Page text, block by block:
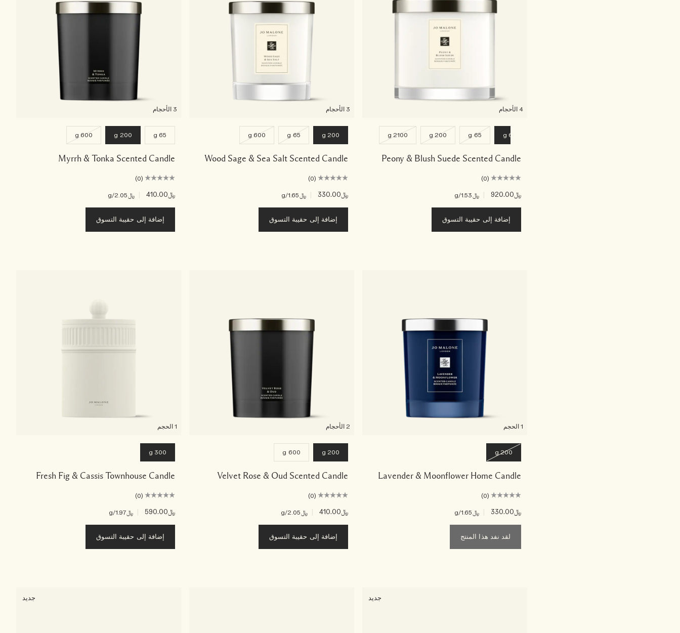
4 الأحجام
600 g
65 g
200 g
2100 g
Peony & Blush Suede Scented Candle
(0)
﷼920.00 ﷼1.53 /g
إضافة إلى حقيبة التسوق
3 الأحجام
200 g
65 g
600 g
Wood Sage & Sea Salt Scented Candle
(0)
﷼330.00 ﷼1.65 /g
إضافة إلى حقيبة التسوق
3 الأحجام
65 g
200 g
600 g
Myrrh & Tonka Scented Candle
(0)
﷼410.00 ﷼2.05 /g
إضافة إلى حقيبة التسوق
1 الحجم
200 g
Lavender & Moonflower Home Candle
(0)
﷼330.00 ﷼1.65 /g
لقد نفد هذا المنتج
2 الأحجام
200 g
600 g
Velvet Rose & Oud Scented Candle
(0)
﷼410.00 ﷼2.05 /g
إضافة إلى حقيبة التسوق
1 الحجم
300 g
Fresh Fig & Cassis Townhouse Candle
(0)
﷼590.00 ﷼1.97 /g
إضافة إلى حقيبة التسوق
جديد جديد